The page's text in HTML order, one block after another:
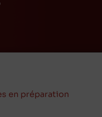
en préparation